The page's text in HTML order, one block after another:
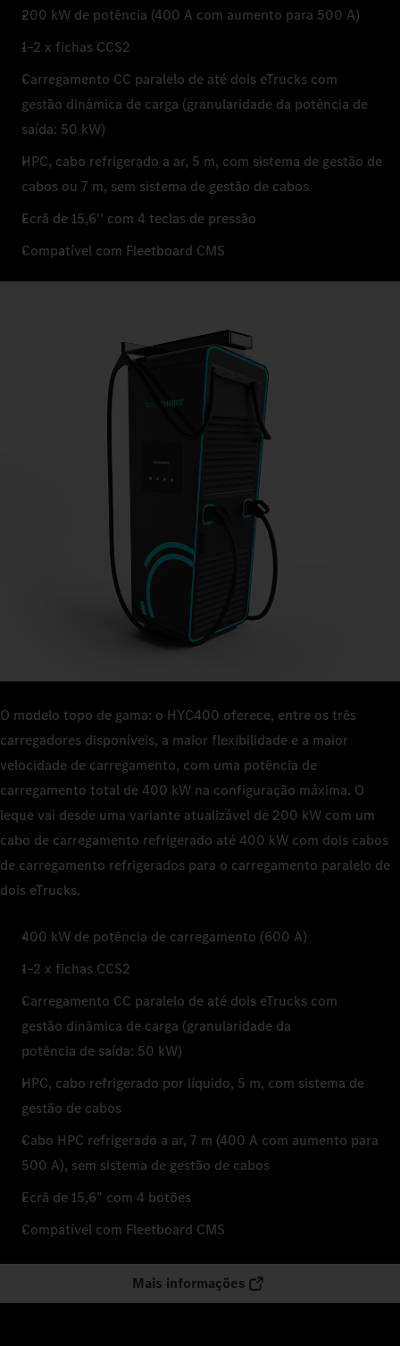
200 kW de potência (400 A com aumento para 500 A)
1–2 x fichas CCS2
Carregamento CC paralelo de até dois eTrucks com
gestão dinâmica de carga (granularidade da potência de
saída: 50 kW)
HPC, cabo refrigerado a ar, 5 m, com sistema de gestão de
cabos ou 7 m, sem sistema de gestão de cabos
Ecrã de 15,6'' com 4 teclas de pressão
Compatível com Fleetboard CMS
O modelo topo de gama: o HYC400 oferece, entre os três
carregadores disponíveis, a maior flexibilidade e a maior
velocidade de carregamento, com uma potência de
carregamento total de 400 kW na configuração máxima. O
leque vai desde uma variante atualizável de 200 kW com um
cabo de carregamento refrigerado até 400 kW com dois cabos
de carregamento refrigerados para o carregamento paralelo de
dois eTrucks.
400 kW de potência de carregamento (600 A)
1–2 x fichas CCS2
Carregamento CC paralelo de até dois eTrucks com
gestão dinâmica de carga (granularidade da
potência de saída: 50 kW)
HPC, cabo refrigerado por líquido, 5 m, com sistema de
gestão de cabos
Cabo HPC refrigerado a ar, 7 m (400 A com aumento para
500 A), sem sistema de gestão de cabos
Ecrã de 15,6” com 4 botões
Compatível com Fleetboard CMS
Mais informações